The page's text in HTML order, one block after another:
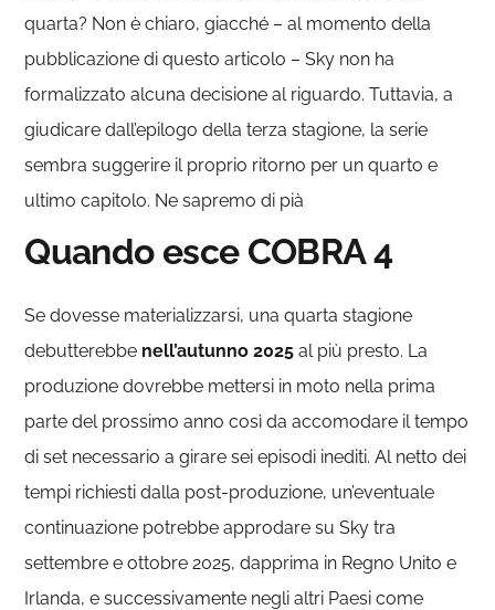
quarta? Non è chiaro, giacché – al momento della
pubblicazione di questo articolo – Sky non ha
formalizzato alcuna decisione al riguardo. Tuttavia, a
giudicare dall’epilogo della terza stagione, la serie
sembra suggerire il proprio ritorno per un quarto e
ultimo capitolo. Ne sapremo di pià
Quando esce COBRA 4
Se dovesse materializzarsi, una quarta stagione
debutterebbe nell’autunno 2025 al più presto. La
produzione dovrebbe mettersi in moto nella prima
parte del prossimo anno così da accomodare il tempo
di set necessario a girare sei episodi inediti. Al netto dei
tempi richiesti dalla post-produzione, un’eventuale
continuazione potrebbe approdare su Sky tra
settembre e ottobre 2025, dapprima in Regno Unito e
Irlanda, e successivamente negli altri Paesi come